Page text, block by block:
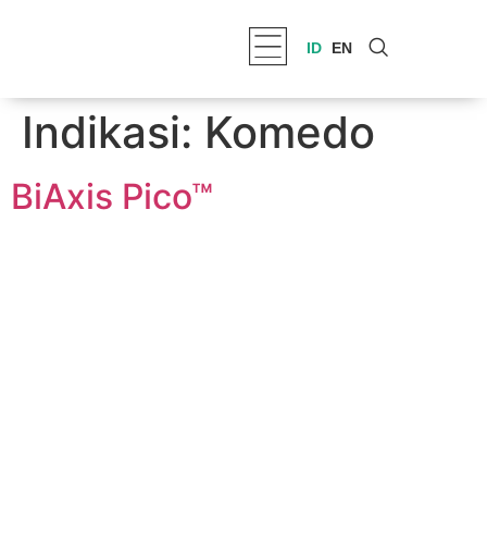
ID EN
Indikasi: Komedo
BiAxis Pico™